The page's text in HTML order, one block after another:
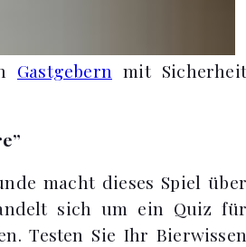
Gastgebern mit Sicherheit
macht dieses Spiel über
sich um ein Quiz für
Testen Sie Ihr Bierwissen